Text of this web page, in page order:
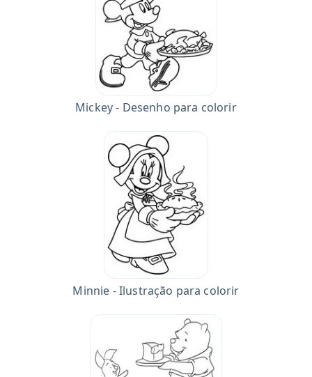
Mickey - Desenho para colorir
Minnie - Ilustração para colorir